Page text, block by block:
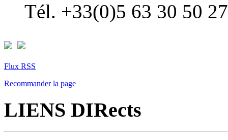
Tél. +33(0)5 63 30 50 27
Flux RSS
Recommander la page
LIENS DIRects